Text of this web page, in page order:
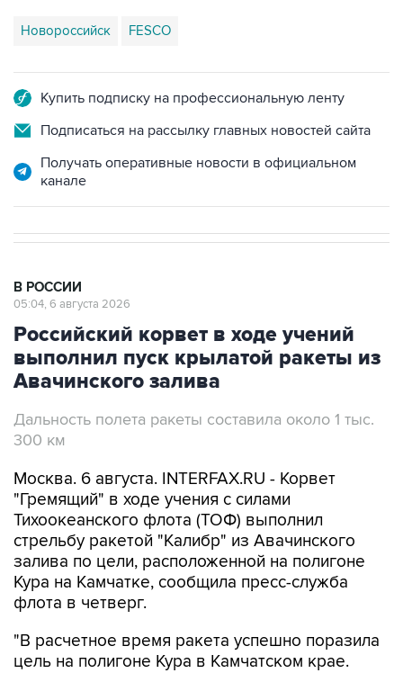
Новороссийск FESCO
Купить подписку на профессиональную ленту
Подписаться на рассылку главных новостей сайта
Получать оперативные новости в официальном
канале
В РОССИИ
05:04, 6 августа 2026
Российский корвет в ходе учений
выполнил пуск крылатой ракеты из
Авачинского залива
Дальность полета ракеты составила около 1 тыс.
300 км
Москва. 6 августа. INTERFAX.RU - Корвет
"Гремящий" в ходе учения с силами
Тихоокеанского флота (ТОФ) выполнил
стрельбу ракетой "Калибр" из Авачинского
залива по цели, расположенной на полигоне
Кура на Камчатке, сообщила пресс-служба
флота в четверг.
"В расчетное время ракета успешно поразила
цель на полигоне Кура в Камчатском крае.